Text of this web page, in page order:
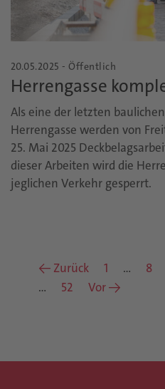
20.05.2025 - Öffentlich
Herrengasse
Als eine der letzten
Herrengasse werden von
25. Mai 2025
dieser Arbeiten wird die
jeglichen Verkehr gesperrt.
← Zurück 1 … 8
…
52 Vor →